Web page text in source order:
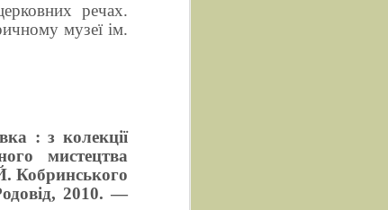
речах.
музеї ім.
: з колекції
мистецтва
Кобринського
2010. —